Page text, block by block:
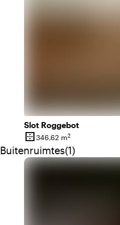
Slot Roggebot
border_outer
Oppervlakte
346,62 m2
Buitenruimtes
Aantal buitenruimtes: 1
(1)